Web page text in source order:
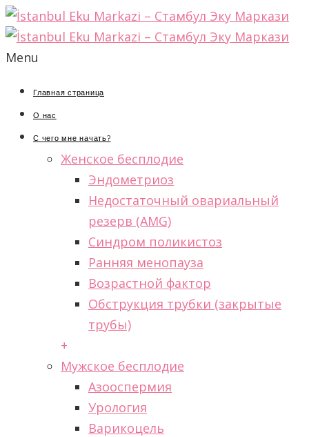
Menu
Главная страница
О нас
С чего мне начать?
Женское бесплодие
Эндометриоз
Недостаточный овариальный
резерв (AMG)
Синдром поликистоз
Ранняя менопауза
Возрастной фактор
Обструкция трубки (закрытые
трубы)
+
Мужское бесплодие
Азооспермия
Урология
Варикоцель